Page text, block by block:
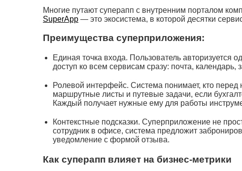
Многие путают суперапп с внутренним порталом
SuperApp — это экосистема, в которой десятки
Преимущества суперприложения:
Единая точка входа. Пользователь авторизуется
доступ ко всем сервисам сразу: почта,
Ролевой интерфейс. Система понимает, кто
маршрутные листы и путевые задачи, если
Каждый получает нужные ему для работы
Контекстные подсказки. Суперприложение не
сотрудник в офисе, система предложит
уведомление с формой отзыва.
Как суперапп влияет на бизнес-метрики